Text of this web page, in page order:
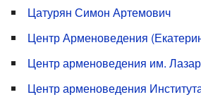
Цатурян Симон Артемович
Центр Арменоведения
Центр арменоведения им.
Центр арменоведения